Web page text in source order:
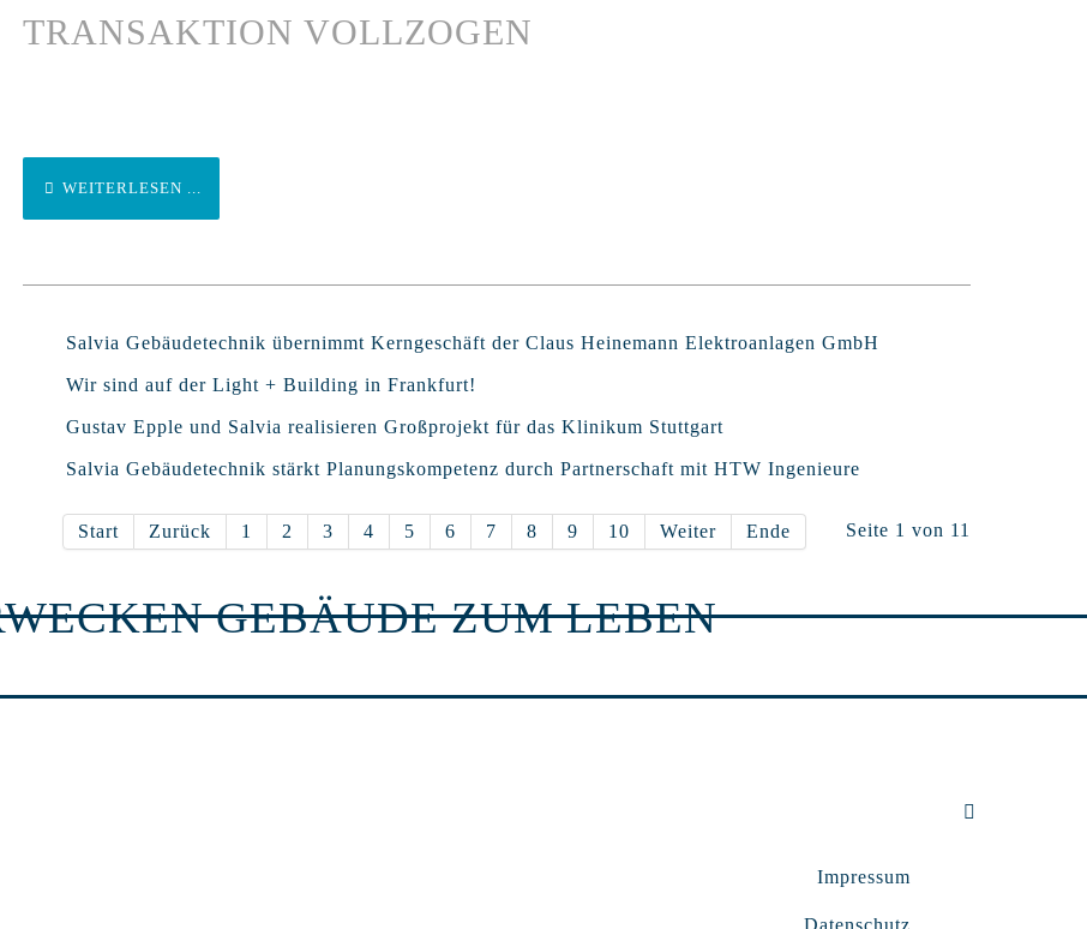
TRANSAKTION VOLLZOGEN
WEITERLESEN ...
Salvia Gebäudetechnik übernimmt Kerngeschäft der Claus Heinemann Elektroanlagen GmbH
Wir sind auf der Light + Building in Frankfurt!
Gustav Epple und Salvia realisieren Großprojekt für das Klinikum Stuttgart
Salvia Gebäudetechnik stärkt Planungskompetenz durch Partnerschaft mit HTW Ingenieure
Seite 1 von 11
Start Zurück 1 2 3 4 5 6 7 8 9 10 Weiter Ende
GEBÄUDE ZUM LEBEN
Impressum
Datenschutz